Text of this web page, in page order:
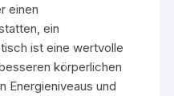
einen
ein
ist eine wertvolle
körperlichen
Energieniveaus und